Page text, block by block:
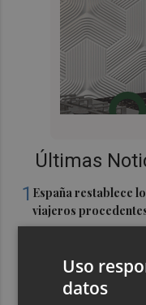
Últimas
1 España restablece
viajeros
Ferran Torres,
Uso
datos